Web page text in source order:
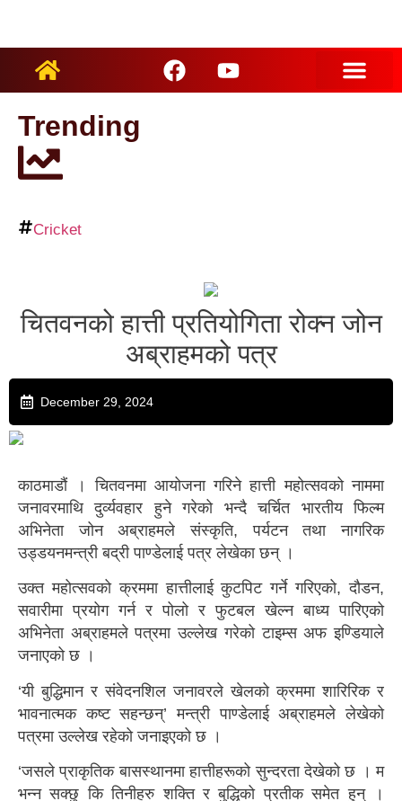
Trending
Cricket
चितवनको हात्ती प्रतियोगिता रोक्न जोन
अब्राहमको पत्र
December 29, 2024
काठमाडौं । चितवनमा आयोजना गरिने हात्ती महोत्सवको नाममा
जनावरमाथि दुर्व्यवहार हुने गरेको भन्दै चर्चित भारतीय फिल्म
अभिनेता जोन अब्राहमले संस्कृति, पर्यटन तथा नागरिक
उड्डयनमन्त्री बद्री पाण्डेलाई पत्र लेखेका छन् ।
उक्त महोत्सवको क्रममा हात्तीलाई कुटपिट गर्ने गरिएको, दौडन,
सवारीमा प्रयोग गर्न र पोलो र फुटबल खेल्न बाध्य पारिएको
अभिनेता अब्राहमले पत्रमा उल्लेख गरेको टाइम्स अफ इण्डियाले
जनाएको छ ।
‘यी बुद्धिमान र संवेदनशिल जनावरले खेलको क्रममा शारिरिक र
भावनात्मक कष्ट सहन्छन्’ मन्त्री पाण्डेलाई अब्राहमले लेखेको
पत्रमा उल्लेख रहेको जनाइएको छ ।
‘जसले प्राकृतिक बासस्थानमा हात्तीहरूको सुन्दरता देखेको छ । म
भन्न सक्छु कि तिनीहरु शक्ति र बुद्धिको प्रतीक समेत हुन् ।